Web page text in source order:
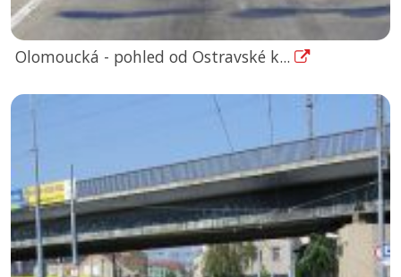
Olomoucká - pohled od Ostravské k...